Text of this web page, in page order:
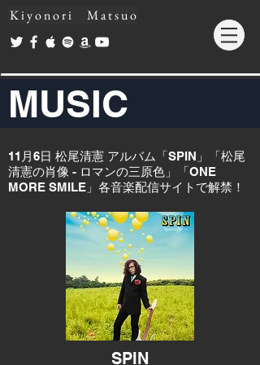
K i y o n o r i M a t s u o
MUSIC
11月6日 松尾清憲 アルバム「SPIN」「松尾
清憲の肖像 - ロマンの三原色」「ONE
MORE SMILE」各音楽配信サイトで解禁！
SPIN